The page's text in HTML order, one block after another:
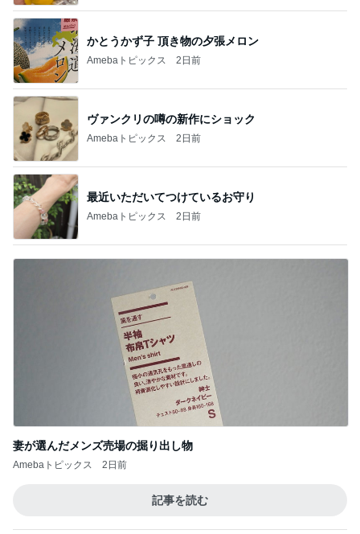
かとうかず子 頂き物の夕張メロン
Amebaトピックス 2日前
ヴァンクリの噂の新作にショック
Amebaトピックス 2日前
最近いただいてつけているお守り
Amebaトピックス 2日前
妻が選んだメンズ売場の掘り出し物
Amebaトピックス 2日前
記事を読む